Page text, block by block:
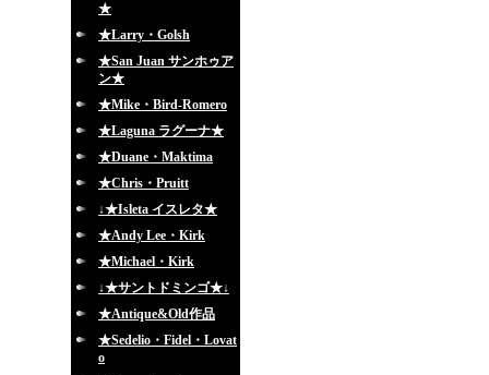
★
★Larry・Golsh
★San Juan サンホゥア
ン★
★Mike・Bird-Romero
★Laguna ラグーナ★
★Duane・Maktima
★Chris・Pruitt
↓★Isleta イスレタ★
★Andy Lee・Kirk
★Michael・Kirk
↓★サントドミンゴ★↓
★Antique&Old作品
★Sedelio・Fidel・Lovat
o